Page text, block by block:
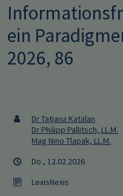
ein
2026, 86
Dr Tatjana Katalan
Dr Philipp Pallitsch, LL.M.
Mag Nino Tlapak, LL.M.
Do., 12.02.2026
LexisNexis